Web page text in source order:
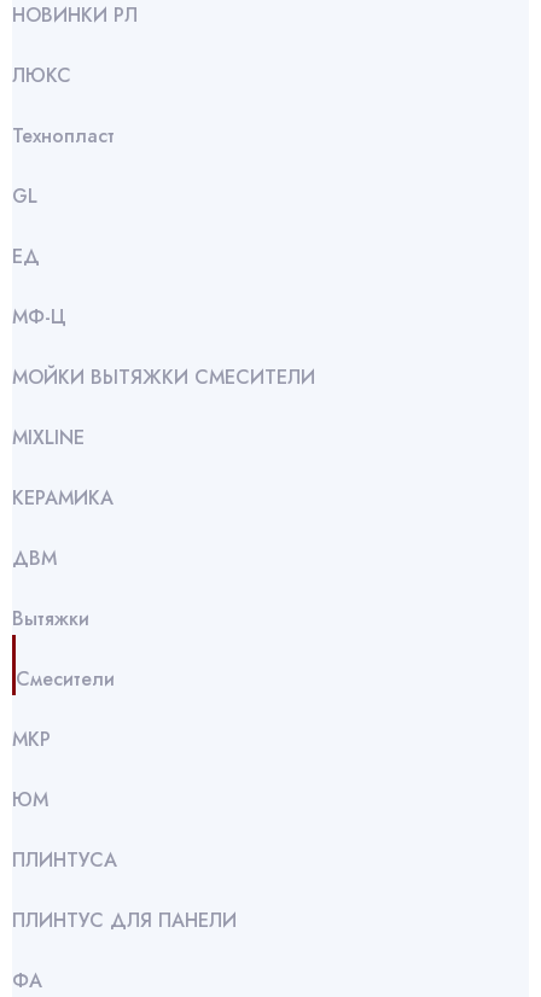
НОВИНКИ РЛ
ЛЮКС
Технопласт
GL
ЕД
МФ-Ц
МОЙКИ ВЫТЯЖКИ СМЕСИТЕЛИ
МIXLINE
КЕРАМИКА
ДВМ
Вытяжки
Смесители
МКР
ЮМ
ПЛИНТУСА
ПЛИНТУС ДЛЯ ПАНЕЛИ
ФА